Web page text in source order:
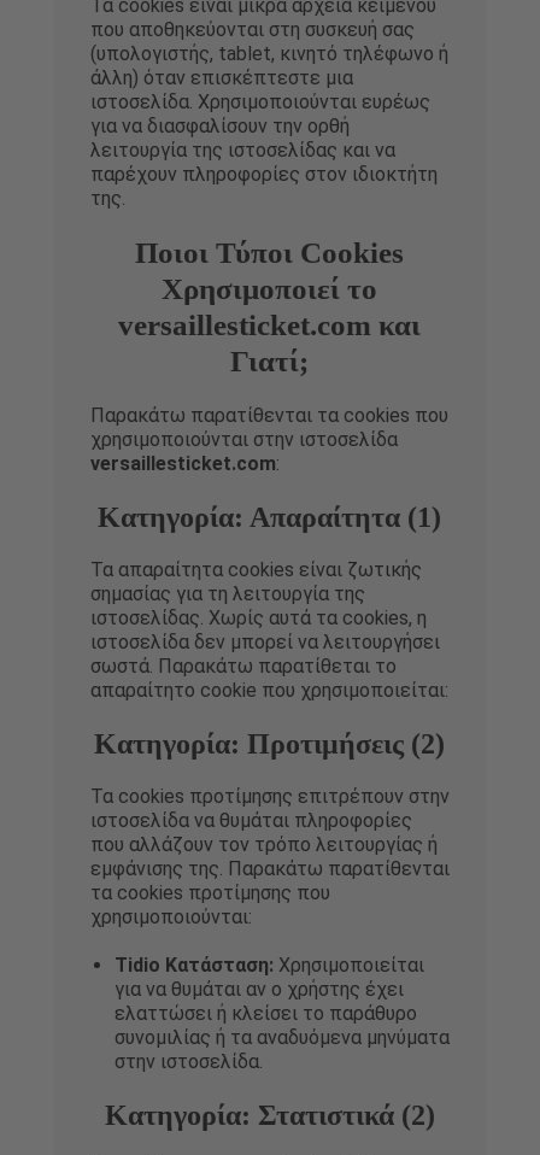
Τα cookies είναι μικρά αρχεία κειμένου
που αποθηκεύονται στη συσκευή σας
(υπολογιστής, tablet, κινητό τηλέφωνο ή
άλλη) όταν επισκέπτεστε μια
ιστοσελίδα. Χρησιμοποιούνται ευρέως
για να διασφαλίσουν την ορθή
λειτουργία της ιστοσελίδας και να
παρέχουν πληροφορίες στον ιδιοκτήτη
της.
Ποιοι Τύποι Cookies
Χρησιμοποιεί το
versaillesticket.com και
Γιατί;
Παρακάτω παρατίθενται τα cookies που
χρησιμοποιούνται στην ιστοσελίδα
versaillesticket.com:
Κατηγορία: Απαραίτητα (1)
Τα απαραίτητα cookies είναι ζωτικής
σημασίας για τη λειτουργία της
ιστοσελίδας. Χωρίς αυτά τα cookies, η
ιστοσελίδα δεν μπορεί να λειτουργήσει
σωστά. Παρακάτω παρατίθεται το
απαραίτητο cookie που χρησιμοποιείται:
Κατηγορία: Προτιμήσεις (2)
Τα cookies προτίμησης επιτρέπουν στην
ιστοσελίδα να θυμάται πληροφορίες
που αλλάζουν τον τρόπο λειτουργίας ή
εμφάνισης της. Παρακάτω παρατίθενται
τα cookies προτίμησης που
χρησιμοποιούνται:
Tidio Κατάσταση: Χρησιμοποιείται
για να θυμάται αν ο χρήστης έχει
ελαττώσει ή κλείσει το παράθυρο
συνομιλίας ή τα αναδυόμενα μηνύματα
στην ιστοσελίδα.
Κατηγορία: Στατιστικά (2)